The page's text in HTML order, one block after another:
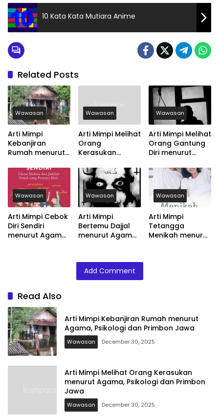
10 Kata Kata Mutiara Anime
Related Posts
Wawasan
Arti Mimpi
Kebanjiran
Rumah menurut
dan Primbon
Jawa
Wawasan
Arti Mimpi Melihat
Orang
Kerasukan
Psikologi dan
Primbon Jawa
Wawasan
Arti Mimpi Melihat
Orang Gantung
Diri menurut
dan Primbon
Jawa
Wawasan
Arti Mimpi Cebok
Diri Sendiri
menurut Agama,
Wawasan
Arti Mimpi
Bertemu Dajjal
menurut Agama,
Wawasan
Arti Mimpi
Tetangga
Menikah menurut
Add Comment
Read Also
Arti Mimpi Kebanjiran Rumah menurut
Agama, Psikologi dan Primbon Jawa
Wawasan December 30, 2025
Arti Mimpi Melihat Orang Kerasukan
menurut Agama, Psikologi dan Primbon
Jawa
Wawasan December 30, 2025